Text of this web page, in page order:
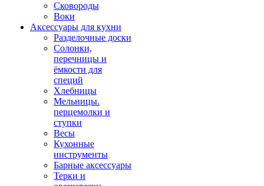
Сковороды
Воки
Аксессуары для кухни
Разделочные доски
Солонки,
перечницы и
ёмкости для
специй
Хлебницы
Мельницы.
перцемолки и
ступки
Весы
Кухонные
инструменты
Барные аксессуары
Терки и